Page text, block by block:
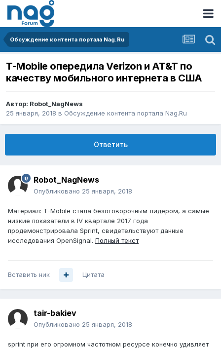
Обсуждение контента портала Nag.Ru
T-Mobile опередила Verizon и AT&T по
качеству мобильного интернета в США
Автор: Robot_NagNews
25 января, 2018 в Обсуждение контента портала Nag.Ru
Ответить
Robot_NagNews
Опубликовано 25 января, 2018
Материал: T-Mobile стала безоговорочным лидером, а самые
низкие показатели в IV квартале 2017 года
продемонстрировала Sprint, свидетельствуют данные
исследования OpenSignal. Полный текст
Вставить ник Цитата
tair-bakiev
Опубликовано 25 января, 2018
sprint при его огромном частотном ресурсе конечно удивляет